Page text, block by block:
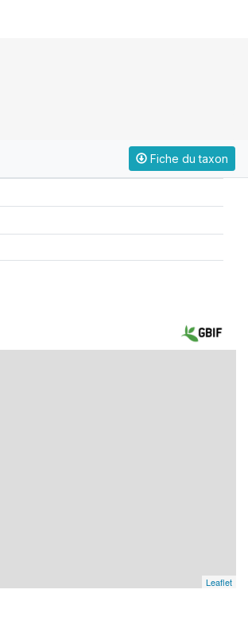
Fiche du taxon
Leaflet